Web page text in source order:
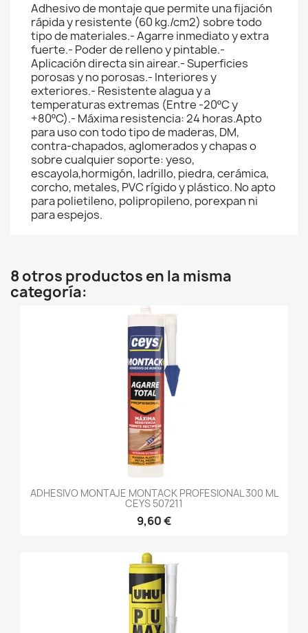
Adhesivo de montaje que permite una fijación
rápida y resistente (60 kg./cm2) sobre todo
tipo de materiales.- Agarre inmediato y extra
fuerte.- Poder de relleno y pintable.-
Aplicación directa sin airear.- Superficies
porosas y no porosas.- Interiores y
exteriores.- Resistente alagua y a
temperaturas extremas (Entre -20ºC y
+80ºC).- Máxima resistencia: 24 horas.Apto
para uso con todo tipo de maderas, DM,
contra-chapados, aglomerados y chapas o
sobre cualquier soporte: yeso,
escayola,hormigón, ladrillo, piedra, cerámica,
corcho, metales, PVC rígido y plástico. No apto
para polietileno, polipropileno, porexpan ni
para espejos.
8 otros productos en la misma
categoría:
ADHESIVO MONTAJE MONTACK PROFESIONAL 300 ML
CEYS 507211
9,60 €